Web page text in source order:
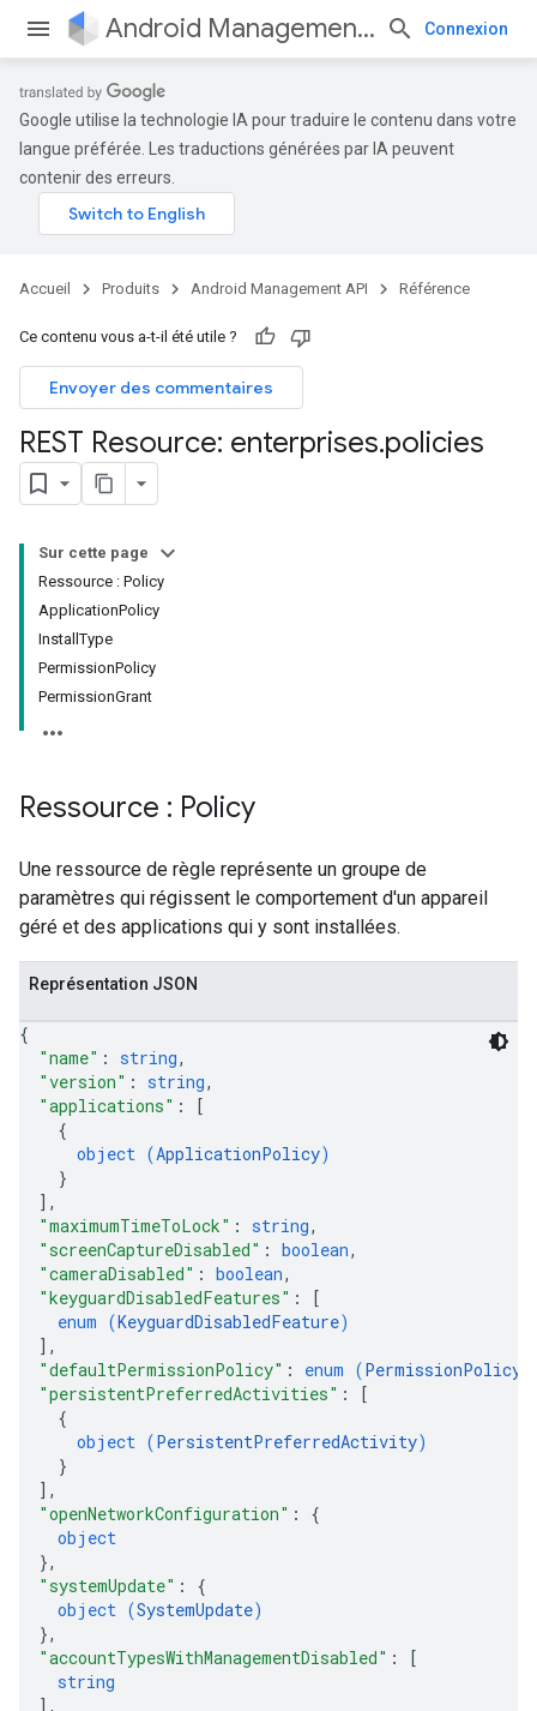
Android Management API Connexion
Google utilise la technologie IA pour traduire le contenu dans votre
langue préférée. Les traductions générées par IA peuvent
contenir des erreurs.
Accueil Produits Android Management API Référence
Ce contenu vous a-t-il été utile ?
Envoyer des commentaires
REST Resource: enterprises.policies
Sur cette page
Ressource : Policy
ApplicationPolicy
InstallType
PermissionPolicy
PermissionGrant
Ressource : Policy
Une ressource de règle représente un groupe de
paramètres qui régissent le comportement d'un appareil
géré et des applications qui y sont installées.
Représentation JSON
{
"name" : string,
"version" : string,
"applications" :
[
{
object (ApplicationPolicy)
}
] ,
"maximumTimeToLock" : string,
"screenCaptureDisabled" : boolean,
"cameraDisabled" : boolean,
"keyguardDisabledFeatures" :
[
enum (KeyguardDisabledFeature)
] ,
"defaultPermissionPolicy" : enum (PermissionPolicy
"persistentPreferredActivities" :
[
{
object (PersistentPreferredActivity)
}
] ,
"openNetworkConfiguration" : {
object
},
"systemUpdate" : {
object (SystemUpdate)
},
"accountTypesWithManagementDisabled" :
[
string
] ,